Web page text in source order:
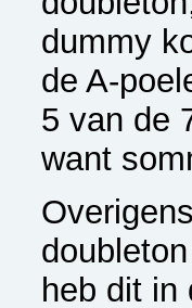
dummy
de A-
5 van de
want
heb dit in